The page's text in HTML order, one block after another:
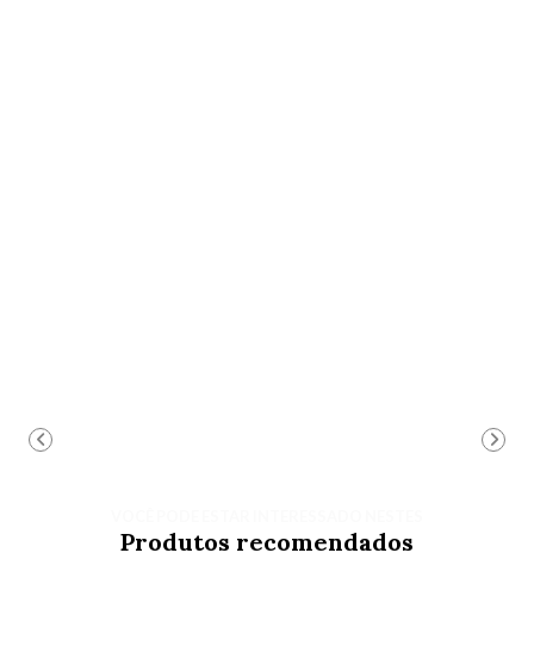
Produtos recomendados